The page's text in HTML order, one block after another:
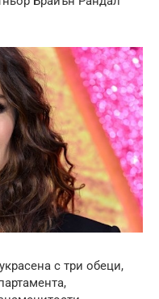
с три обеци,